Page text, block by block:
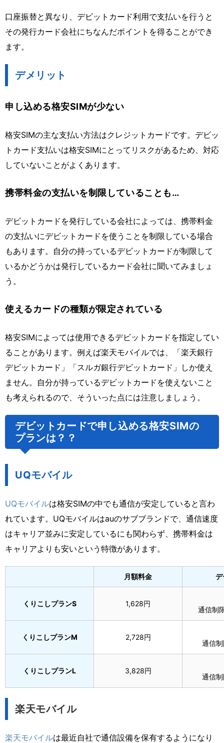
口座振替と異なり、デビットカード利用で支払いを行うと
その発行カード会社にちなんだポイントを得ることができ
ます。
デメリット
申し込める格安SIMが少ない
格安SIMの主な支払い方法はクレジットカードです。デビッ
トカード支払いは格安SIMにとってリスクがあるため、対応
していないことがよくあります。
携帯料金の支払いを制限していることも…
デビットカードを発行している会社によっては、携帯料金
の支払いにデビットカードを使うことを制限している場合
もあります。自分の持っているデビットカードが制限して
いるかどうかは発行しているカード会社に聞いてみましょ
う。
使えるカードの種類が限定されている
格安SIMによっては使用できるデビットカードを指定してい
ることがあります。例えば楽天モバイルでは、「楽天銀行
デビットカード」「スルガ銀行デビットカード」しか使え
ません。自分が持っているデビットカードを使えないこと
も考えられるので、そういった点には注意しましょう。
デビットカードで申し込める格安SIMの
プランは？？
UQモバイル
UQモバイルは格安SIMの中でも通信が安定していると言わ
れています。UQモバイルはauのサブブランドで、通信速度
はキャリア並みに安定しているにも関わらず、携帯料金は
キャリアよりも安いという特徴があります。
月額料金 デ
くりこしプランS 1,628円
通信制
くりこしプランM 2,728円
通信
くりこしプランL 3,828円
通信
楽天モバイル
楽天モバイルは最近自社で通信設備を保有するようになり